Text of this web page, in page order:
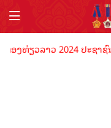
ງທ່ຽວລາວ 2024 ປະຊາ